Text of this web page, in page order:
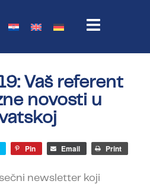
Vaš referent
novosti u
Pin Email Print
newsletter koji